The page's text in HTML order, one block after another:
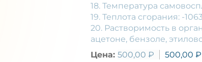
18. Температура
19. Теплота сгорания: -
20. Растворимость в
ацетоне, бензоле,
Цена: 500,00 ₽ 500,00 ₽